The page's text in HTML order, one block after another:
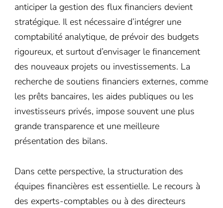
anticiper la gestion des flux financiers devient
stratégique. Il est nécessaire d’intégrer une
comptabilité analytique, de prévoir des budgets
rigoureux, et surtout d’envisager le financement
des nouveaux projets ou investissements. La
recherche de soutiens financiers externes, comme
les prêts bancaires, les aides publiques ou les
investisseurs privés, impose souvent une plus
grande transparence et une meilleure
présentation des bilans.
Dans cette perspective, la structuration des
équipes financières est essentielle. Le recours à
des experts-comptables ou à des directeurs